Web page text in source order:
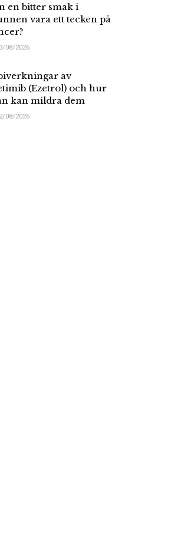
en bitter smak i
vara ett tecken på
08/2026
av
(Ezetrol) och hur
kan mildra dem
08/2026